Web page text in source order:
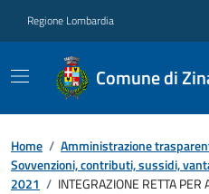
Regione Lombardia
Comune di
Home / Amministrazione
Sovvenzioni, contributi, sussidi,
2021 / INTEGRAZIONE RETTA PER